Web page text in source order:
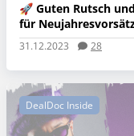
🚀 Guten Rutsch
für
31.12.2023 28
DealDoc Inside